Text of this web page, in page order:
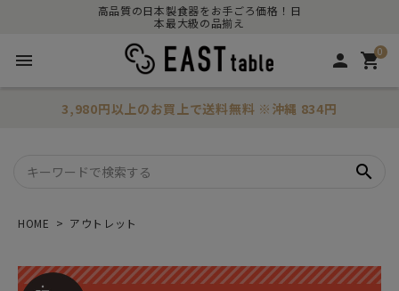
高品質の日本製食器をお手ごろ価格！日
本最大級の品揃え
menu person 0
shopping_cart
3,980円以上のお買上で送料無料 ※沖縄 834円
search
HOME アウトレット